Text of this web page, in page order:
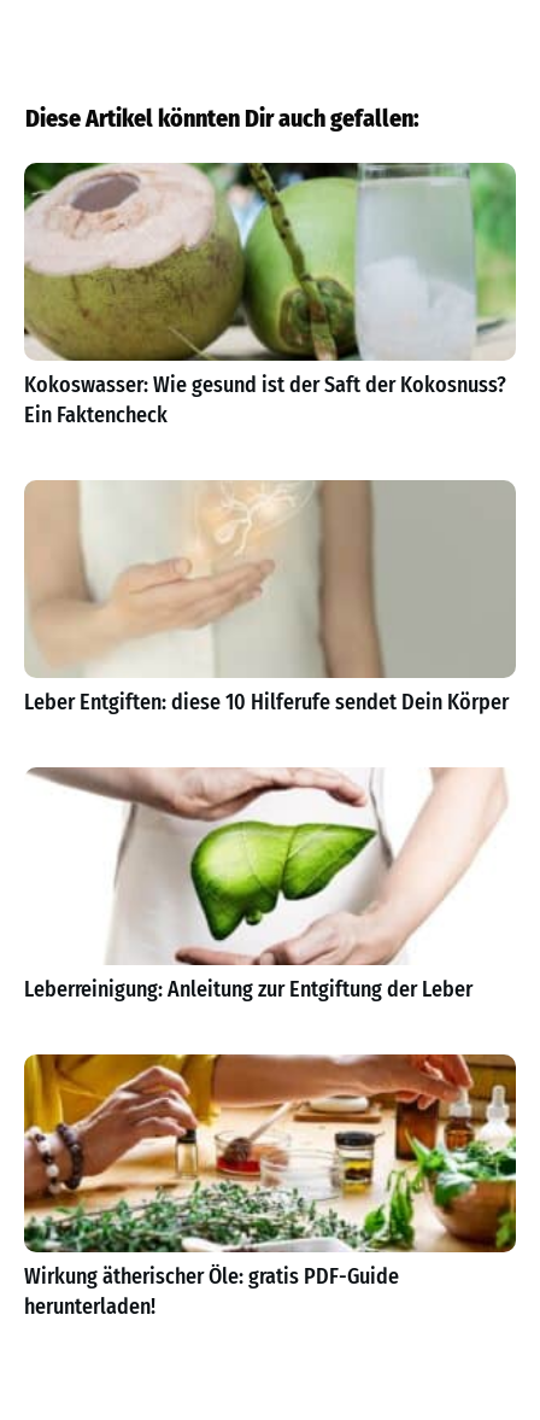
Diese Artikel könnten Dir auch gefallen:
Kokoswasser: Wie gesund ist der Saft der Kokosnuss?
Ein Faktencheck
Leber Entgiften: diese 10 Hilferufe sendet Dein Körper
Leberreinigung: Anleitung zur Entgiftung der Leber
Wirkung ätherischer Öle: gratis PDF-Guide
herunterladen!